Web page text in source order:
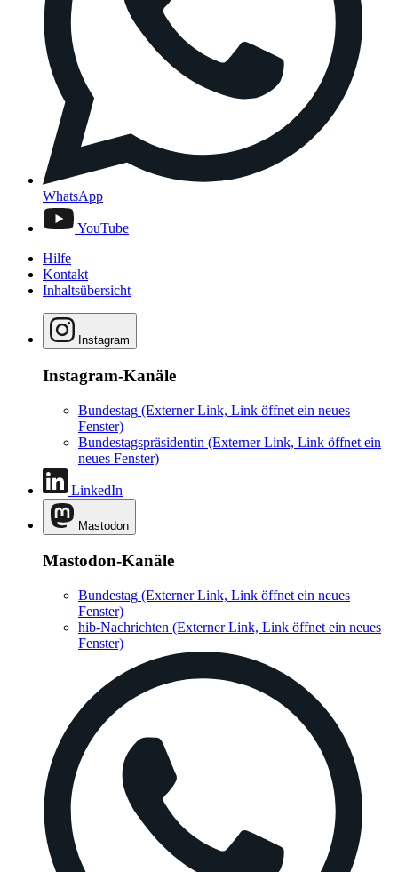
WhatsApp
YouTube
Hilfe
Kontakt
Inhaltsübersicht
Instagram
Instagram-Kanäle
Bundestag (Externer Link, Link öffnet ein neues
Fenster)
Bundestagspräsidentin (Externer Link, Link öffnet ein
neues Fenster)
LinkedIn
Mastodon
Mastodon-Kanäle
Bundestag (Externer Link, Link öffnet ein neues
Fenster)
hib-Nachrichten (Externer Link, Link öffnet ein neues
Fenster)